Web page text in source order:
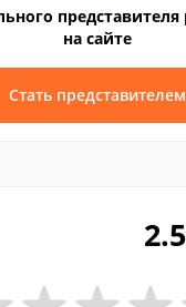
представителя
на сайте
Стать представителем